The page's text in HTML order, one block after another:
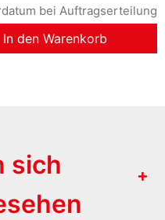
bei Auftragserteilung
In den Warenkorb
sich